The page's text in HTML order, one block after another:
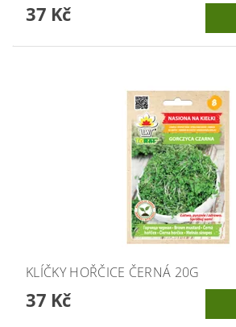
37 Kč
KLÍČKY HOŘČICE ČERNÁ 20G
37 Kč